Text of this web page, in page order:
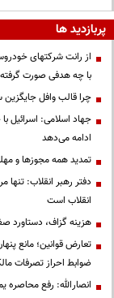
پربازدید ها
از رانت‌ شرکتهای
با چه هدفی صورت
چرا قالب وافل
جهاد اسلامی: اسرائیل
ادامه می‌دهد
تمدید همه مجوزها و
دفتر رهبر انقلاب: تنها
انقلاب است
هزینه گزاف، دستاورد
تعارض قوانین؛ مانع
ضوابط احراز تصرفات
انصارالله: رفع